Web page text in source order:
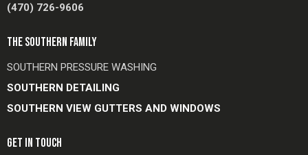
(470) 726-9606
THE SOUTHERN FAMILY
SOUTHERN PRESSURE WASHING
SOUTHERN DETAILING
SOUTHERN VIEW GUTTERS AND WINDOWS
GET IN TOUCH